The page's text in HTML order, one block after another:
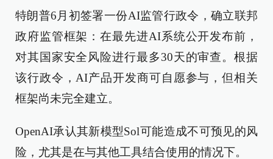
特朗普6月初签署一份AI监管行政令，确立联邦
政府监管框架：在最先进AI系统公开发布前，
对其国家安全风险进行最多30天的审查。根据
该行政令，AI产品开发商可自愿参与，但相关
框架尚未完全建立。
OpenAI承认其新模型Sol可能造成不可预见的风
险，尤其是在与其他工具结合使用的情况下。